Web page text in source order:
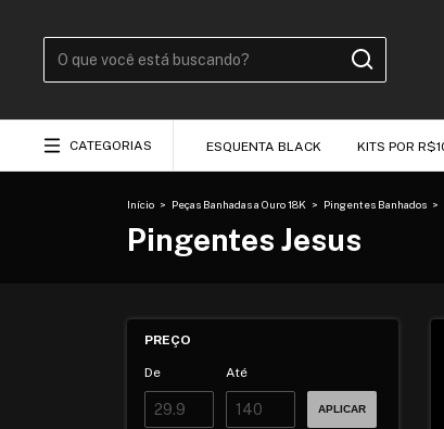
CATEGORIAS ESQUENTA BLACK KITS POR
Início > Peças Banhadas a Ouro 18K > Pingentes Banhados >
Pingentes Jesus
PREÇO
De Até
APLICAR